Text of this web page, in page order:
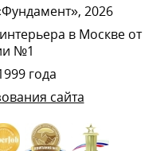
, 2026
в Москве от
№1
года
сайта